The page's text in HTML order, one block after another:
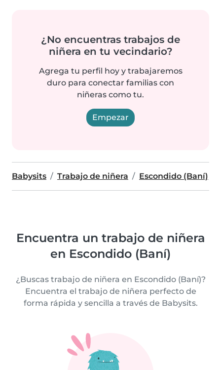
¿No encuentras trabajos de
niñera en tu vecindario?
Agrega tu perfil hoy y trabajaremos
duro para conectar familias con
niñeras como tu.
Empezar
Babysits Trabajo de niñera Escondido (Baní)
Encuentra un trabajo de niñera
en Escondido (Baní)
¿Buscas trabajo de niñera en Escondido (Baní)?
Encuentra el trabajo de niñera perfecto de
forma rápida y sencilla a través de Babysits.